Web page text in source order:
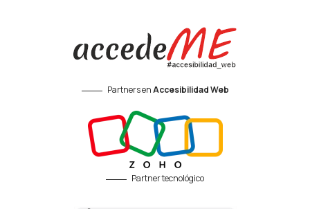
Partners enAccesibilidad Web
Partner tecnológico